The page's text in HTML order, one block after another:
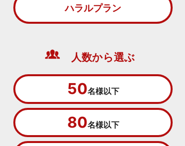
ハラルプラン
人数から選ぶ
50名様以下
80名様以下